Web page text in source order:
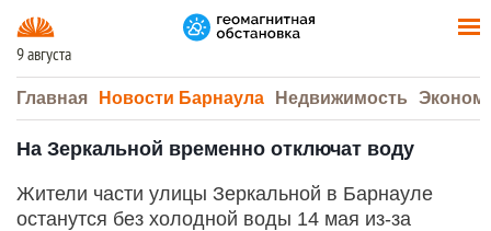
9 августа
Главная Новости Барнаула Недвижимость
На Зеркальной временно отключат воду
Жители части улицы Зеркальной в Барнауле
останутся без холодной воды 14 мая из-за